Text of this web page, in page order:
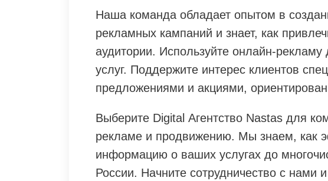
Наша команда обладает опытом в
рекламных кампаний и знает, как
аудитории. Используйте онлайн-
услуг. Поддержите интерес клиентов
предложениями и акциями,
Выберите Digital Агентство Nastas для
рекламе и продвижению. Мы знаем, как
информацию о ваших услугах до
России. Начните сотрудничество с нами